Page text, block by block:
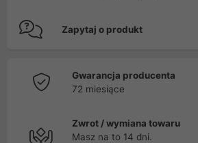
Zapytaj o produkt
Gwarancja producenta
72 miesiące
Zwrot / wymiana towaru
Masz na to 14 dni.